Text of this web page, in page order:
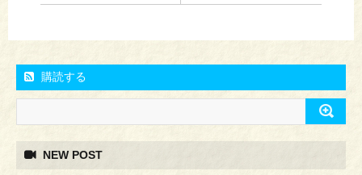
購読する
NEW POST